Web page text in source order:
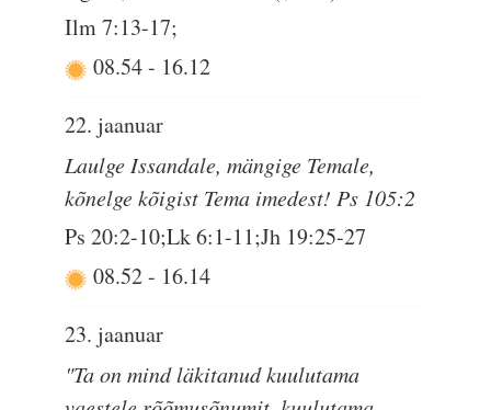
Ilm 7:13-17;
08.54- 16.12
22. jaanuar
Laulge Issandale, mängige Temale,
kõnelge kõigist Tema imedest! Ps 105:2
Ps 20:2-10;Lk 6:1-11;Jh 19:25-27
08.52- 16.14
23. jaanuar
"Ta on mind läkitanud kuulutama